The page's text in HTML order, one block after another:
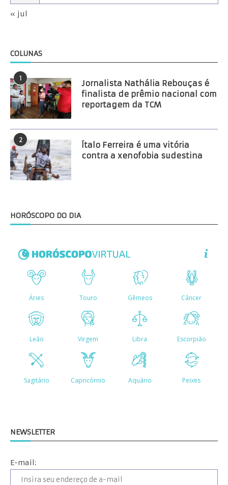
« jul
COLUNAS
1
Jornalista Nathália Rebouças é
finalista de prêmio nacional com
reportagem da TCM
2
Ítalo Ferreira é uma vitória
contra a xenofobia sudestina
HORÓSCOPO DO DIA
NEWSLETTER
E-mail: